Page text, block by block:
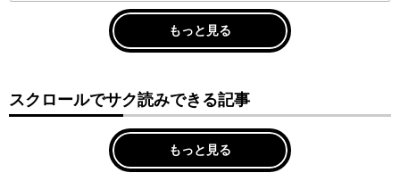
もっと見る
スクロールでサク読みできる記事
もっと見る